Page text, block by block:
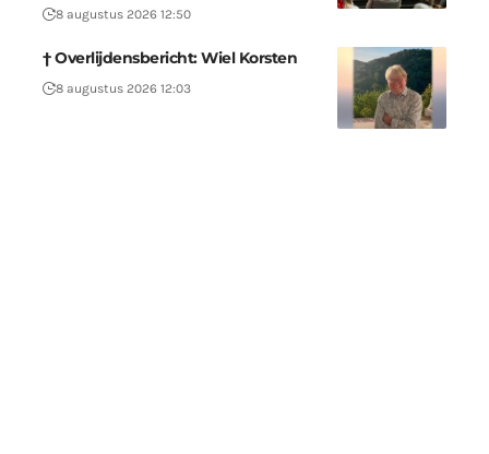
8 augustus 2026 12:50
† Overlijdensbericht: Wiel Korsten
8 augustus 2026 12:03